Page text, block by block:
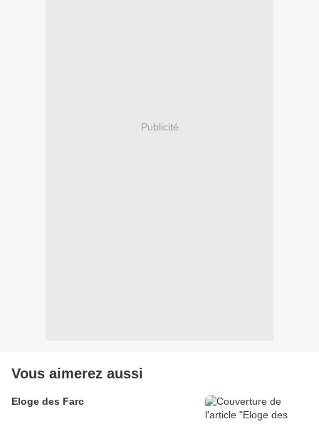
Publicité
Vous aimerez aussi
Eloge des Farc